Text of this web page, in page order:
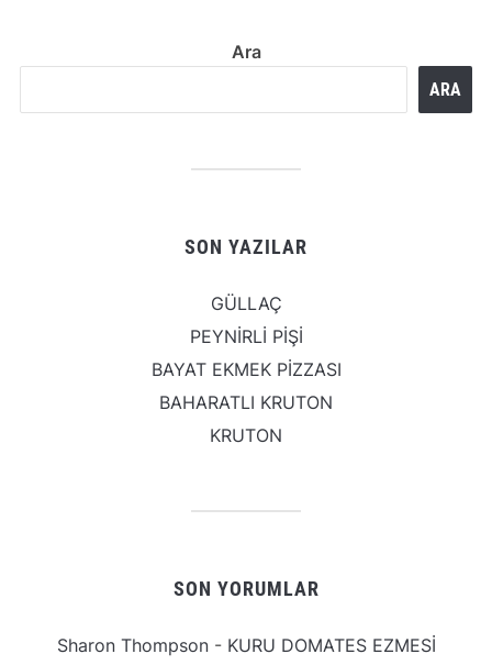
Ara
ARA
SON YAZILAR
GÜLLAÇ
PEYNİRLİ PİŞİ
BAYAT EKMEK PİZZASI
BAHARATLI KRUTON
KRUTON
SON YORUMLAR
Sharon Thompson- KURU DOMATES EZMESİ